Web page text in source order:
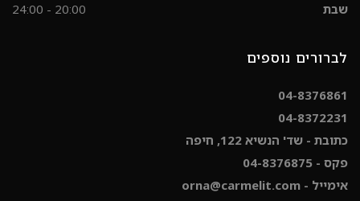
שבת
20:00 - 24:00
לברורים נוספים
04-8376861
04-8372231
כתובת - שד' הנשיא 122, חיפה
פקס - 04-8376875
אימייל - orna@carmelit.com